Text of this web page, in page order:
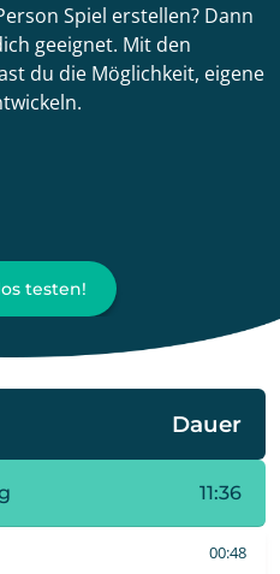
Spiel erstellen? Dann
geeignet. Mit den
du die Möglichkeit, eigene
testen!
Dauer
11:36
00:48